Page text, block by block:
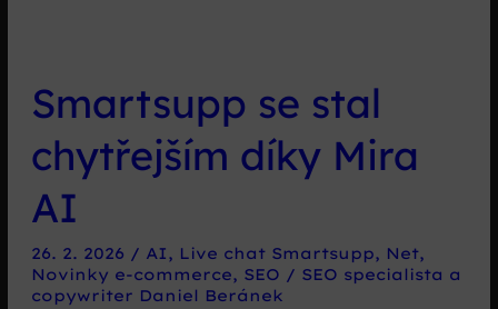
Smartsupp se stal
chytřejším díky Mira
AI
26. 2. 2026 / AI, Live chat Smartsupp, Net,
Novinky e-commerce, SEO / SEO specialista a
copywriter Daniel Beránek